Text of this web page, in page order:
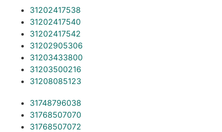
31202417538
31202417540
31202417542
31202905306
31203433800
31203500216
31208085123
31748796038
31768507070
31768507072